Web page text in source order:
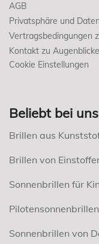
AGB
Privatsphäre und
Vertragsbedingungen
Kontakt zu
Cookie Einstellungen
Beliebt bei
Brillen aus
Brillen von
Sonnenbrillen für
Pilotensonnenbrillen
Sonnenbrillen von